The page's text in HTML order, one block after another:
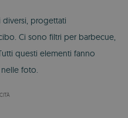
progettati
Ci sono filtri per barbecue,
questi elementi fanno
foto.